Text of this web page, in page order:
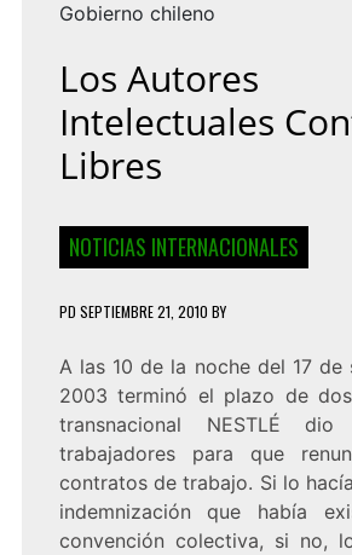
Gobierno chileno
Los Autores
Intelectuales
Libres
NOTICIAS INTERNACIONALES
PD SEPTIEMBRE 21, 2010 BY
A las 10 de la noche del 17 de
2003 terminó el plazo de
transnacional NESTLÉ
trabajadores para que
contratos de trabajo. Si lo
indemnización que había
convención colectiva, si no,